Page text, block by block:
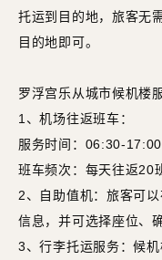
托运到目的地，旅客无
目的地即可。
罗浮宫乐从城市候机楼服
1、机场往返班车：
服务时间：06:30-17:00
班车频次：每天往返20
2、自助值机：旅客可
信息，并可选择座位、
3、行李托运服务：候